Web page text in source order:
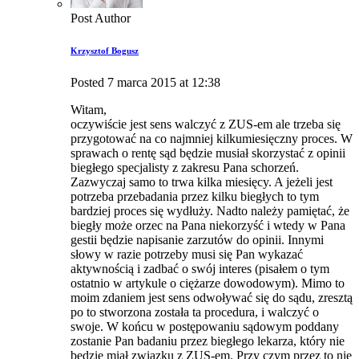
Post Author
Krzysztof Bogusz
Posted 7 marca 2015 at 12:38
Witam,
oczywiście jest sens walczyć z ZUS-em ale trzeba się
przygotować na co najmniej kilkumiesięczny proces. W
sprawach o rentę sąd będzie musiał skorzystać z opinii
biegłego specjalisty z zakresu Pana schorzeń.
Zazwyczaj samo to trwa kilka miesięcy. A jeżeli jest
potrzeba przebadania przez kilku biegłych to tym
bardziej proces się wydłuży. Nadto należy pamiętać, że
biegły może orzec na Pana niekorzyść i wtedy w Pana
gestii będzie napisanie zarzutów do opinii. Innymi
słowy w razie potrzeby musi się Pan wykazać
aktywnością i zadbać o swój interes (pisałem o tym
ostatnio w artykule o ciężarze dowodowym). Mimo to
moim zdaniem jest sens odwoływać się do sądu, zresztą
po to stworzona została ta procedura, i walczyć o
swoje. W końcu w postępowaniu sądowym poddany
zostanie Pan badaniu przez biegłego lekarza, który nie
będzie miał związku z ZUS-em. Przy czym przez to nie